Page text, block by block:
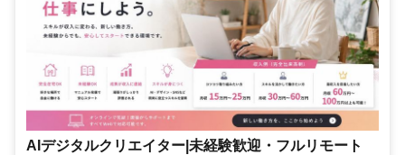
AIデジタルクリエイター|未経験歓迎・フルリモート